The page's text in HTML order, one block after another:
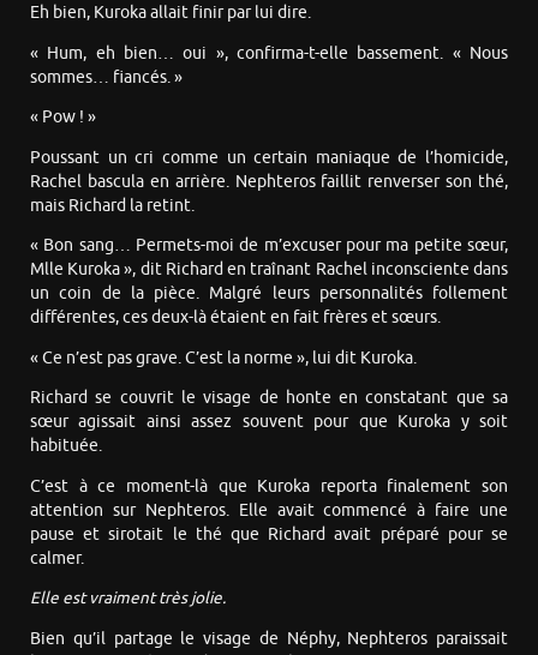
Eh bien, Kuroka allait finir par lui dire.
« Hum, eh bien… oui », confirma-t-elle bassement. « Nous
sommes… fiancés. »
« Pow ! »
Poussant un cri comme un certain maniaque de l’homicide,
Rachel bascula en arrière. Nephteros faillit renverser son thé,
mais Richard la retint.
« Bon sang… Permets-moi de m’excuser pour ma petite sœur,
Mlle Kuroka », dit Richard en traînant Rachel inconsciente dans
un coin de la pièce. Malgré leurs personnalités follement
différentes, ces deux-là étaient en fait frères et sœurs.
« Ce n’est pas grave. C’est la norme », lui dit Kuroka.
Richard se couvrit le visage de honte en constatant que sa
sœur agissait ainsi assez souvent pour que Kuroka y soit
habituée.
C’est à ce moment-là que Kuroka reporta finalement son
attention sur Nephteros. Elle avait commencé à faire une
pause et sirotait le thé que Richard avait préparé pour se
calmer.
Elle est vraiment très jolie.
Bien qu’il partage le visage de Néphy, Nephteros paraissait